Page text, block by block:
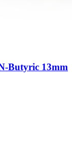
Butyric 13mm